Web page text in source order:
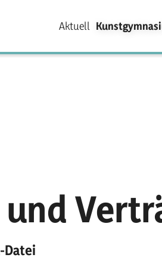
Aktuell
Datei